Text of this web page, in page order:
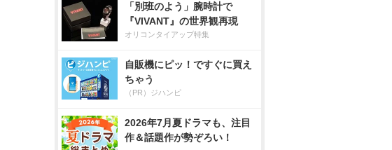
「別班のよう」腕時計で
『VIVANT』の世界観再現
オリコンタイアップ特集
自販機にピッ！ですぐに買え
ちゃう
（PR）ジハンピ
2026年7月夏ドラマも、注目
作＆話題作が勢ぞろい！